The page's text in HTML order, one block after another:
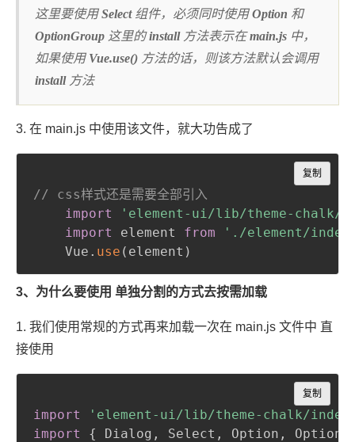
这里要使用Select组件，必须同时使用Option 和
OptionGroup 这里的install方法表示在main.js 中，
如果使用 Vue.use() 方法的话，则该方法默认会调用
install方法
3. 在 main.js 中使用该文件，就大功告成了
// css样式还是需要全部引入
import
'element-ui/lib/theme-chalk/
import
element from
'./element/
	Vue
. use ( element )
复制
Copy
3、为什么要使用 单独分割的方式去按需加载
1. 我们使用常规的方式再来加载一次在 main.js 文件中 直
接使用
import
'element-ui/lib/theme-chalk/
import
{ Dialog , Select , Option ,
复制
Copy